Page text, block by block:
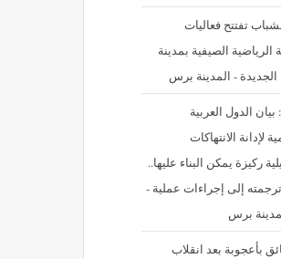
تفتتح فعاليات
الرياضية الصيفية بمدينة
الجديدة - المدينة برس
الدول العربية
لإدانة الانتهاكات
ركيزة يمكن البناء عليها..
إلى إجراءات عملية -
برس
بأعجوبة بعد انقلاب